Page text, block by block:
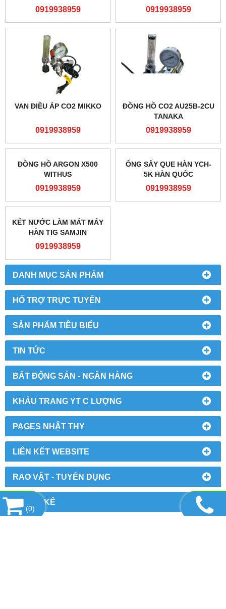
DANH MỤC SẢN PHẨM
HỔ TRỢ TRỰC TUYẾN
SẢN PHẨM TIÊU BIỂU
TIN TỨC
BẤT ĐỘNG SẢN - NGÂN HÀNG
KHẨU TRANG YT C LƯỢNG
PAGES NHẬT THY
LIÊN KẾT WEBSITE
0919938959 0919938959
VAN ĐIỀU ÁP CO2 MIKKO
0919938959
ĐỒNG HỒ CO2 AU25B-2CU
TANAKA
0919938959
ĐỒNG HỒ ARGON X500
WITHUS
0919938959
KÉT NƯỚC LÀM MÁT MÁY
HÀN TIG SAMJIN
0919938959
(0)